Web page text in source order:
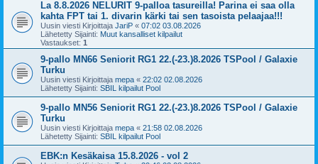
La 8.8.2026 NELURIT 9-palloa tasureilla! Parina ei saa olla
kahta FPT tai 1. divarin kärki tai sen tasoista pelaajaa!!!
Uusin viesti Kirjoittaja JariP « 07:02 03.08.2026
Lähetetty Sijainti: Muut kansalliset kilpailut
Vastaukset: 1
9-pallo MN66 Seniorit RG1 22.(-23.)8.2026 TSPool / Galaxie
Turku
Uusin viesti Kirjoittaja mepa « 22:02 02.08.2026
Lähetetty Sijainti: SBIL kilpailut Pool
9-pallo MN56 Seniorit RG1 22.(-23.)8.2026 TSPool / Galaxie
Turku
Uusin viesti Kirjoittaja mepa « 21:58 02.08.2026
Lähetetty Sijainti: SBIL kilpailut Pool
EBK:n Kesäkaisa 15.8.2026 - vol 2